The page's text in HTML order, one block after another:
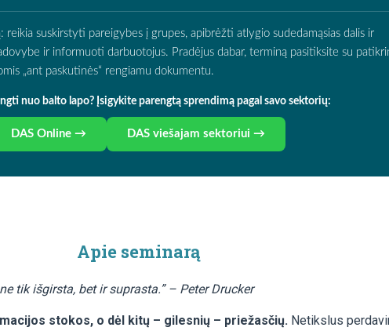
reikia suskirstyti pareigybes į grupes, apibrėžti atlygio sudedamąsias dalis ir
ir informuoti darbuotojus. Pradėjus dabar, terminą pasitiksite su
„ant paskutinės“ rengiamu dokumentu.
nuo balto lapo? Įsigykite parengtą sprendimą pagal savo sektorių:
DAS Online → DAS viešajam sektoriui →
Apie seminarą
tik išgirsta, bet ir suprasta.” – Peter Drucker
stokos, o dėl kitų – gilesnių – priežasčių. Netikslus